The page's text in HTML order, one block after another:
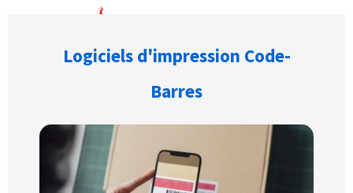
Logiciels d'impression Code-
Barres